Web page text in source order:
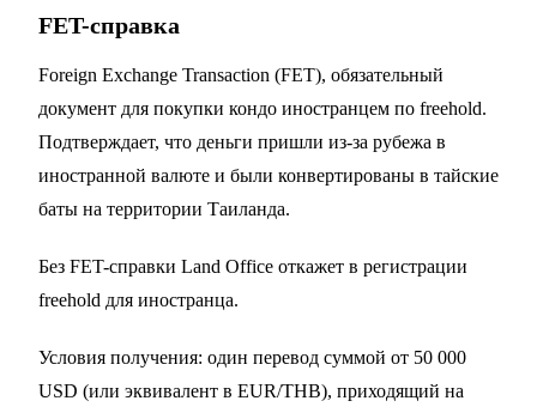
FET-справка
Foreign Exchange Transaction (FET), обязательный
документ для покупки кондо иностранцем по freehold.
Подтверждает, что деньги пришли из-за рубежа в
иностранной валюте и были конвертированы в тайские
баты на территории Таиланда.
Без FET-справки Land Office откажет в регистрации
freehold для иностранца.
Условия получения: один перевод суммой от 50 000
USD (или эквивалент в EUR/THB), приходящий на